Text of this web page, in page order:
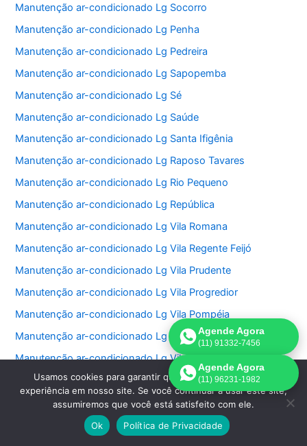
Manutenção ar-condicionado Lg Socorro
Manutenção ar-condicionado Lg Penha
Manutenção ar-condicionado Lg Pedreira
Manutenção ar-condicionado Lg Sapopemba
Manutenção ar-condicionado Lg Sé
Manutenção ar-condicionado Lg Saúde
Manutenção ar-condicionado Lg Santa Ifigênia
Manutenção ar-condicionado Lg Raposo Tavares
Manutenção ar-condicionado Lg Rio Pequeno
Manutenção ar-condicionado Lg República
Manutenção ar-condicionado Lg Vila Romana
Manutenção ar-condicionado Lg Vila Regente Feijó
Manutenção ar-condicionado Lg Vila Prudente
Manutenção ar-condicionado Lg Vila Progredior
Manutenção ar-condicionado Lg Vila Pompéia
Manutenção ar-condicionado Lg Vila Olímpia
Manutenção ar-condicionado Lg Vila Nova Conceição
Manutenção ar-condicionado Lg Vila Nivi
Manutenção ar-condicionado Lg Vila Medeiros
Manutenção ar-condicionado Lg Vila Matilde
Agende Agora
(11) 91332-7456
Agende Agora
(11) 96231-1982
Usamos cookies para garantir que oferecemos a melhor
experiência em nosso site. Se você continuar a usar este site,
assumiremos que você está satisfeito com ele.
Ok
Política de Privacidade